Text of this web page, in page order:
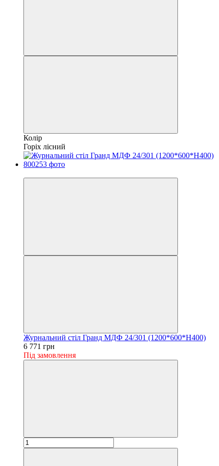
Колір
Горіх лісний
Журнальний стіл Гранд МДФ 24/301 (1200*600*H400)
6 771 грн
Під замовлення